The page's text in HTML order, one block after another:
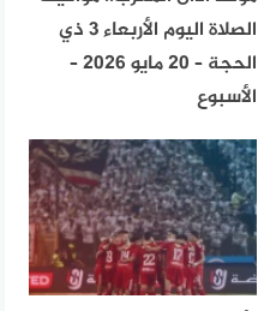
الصلاة اليوم الأربعاء 3 ذي
الحجة – 20 مايو 2026 –
الأسبوع